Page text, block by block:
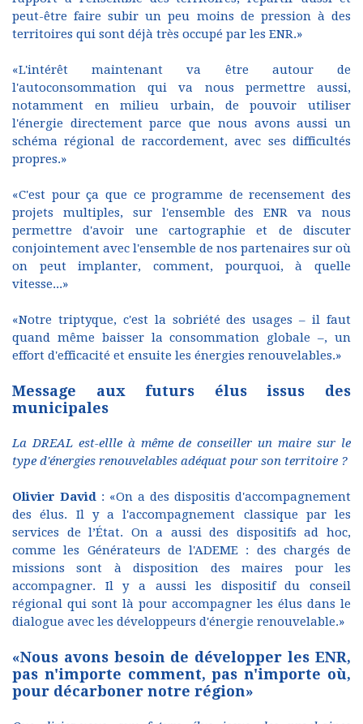
peut-être faire subir un peu moins de pression à des
territoires qui sont déjà très occupé par les ENR.»
«L'intérêt maintenant va être autour de
l'autoconsommation qui va nous permettre aussi,
notamment en milieu urbain, de pouvoir utiliser
l'énergie directement parce que nous avons aussi un
schéma régional de raccordement, avec ses difficultés
propres.»
«C'est pour ça que ce programme de recensement des
projets multiples, sur l'ensemble des ENR va nous
permettre d'avoir une cartographie et de discuter
conjointement avec l'ensemble de nos partenaires sur où
on peut implanter, comment, pourquoi, à quelle
vitesse...»
«Notre triptyque, c'est la sobriété des usages – il faut
quand même baisser la consommation globale –, un
effort d'efficacité et ensuite les énergies renouvelables.»
Message aux futurs élus issus des
municipales
La DREAL est-ellle à même de conseiller un maire sur le
type d'énergies renouvelables adéquat pour son territoire ?
Olivier David : «On a des dispositis d'accompagnement
des élus. Il y a l'accompagnement classique par les
services de l’État. On a aussi des dispositifs ad hoc,
comme les Générateurs de l'ADEME : des chargés de
missions sont à disposition des maires pour les
accompagner. Il y a aussi les dispositif du conseil
régional qui sont là pour accompagner les élus dans le
dialogue avec les développeurs d'énergie renouvelable.»
«Nous avons besoin de développer les ENR,
pas n'importe comment, pas n'importe où,
pour décarboner notre région»